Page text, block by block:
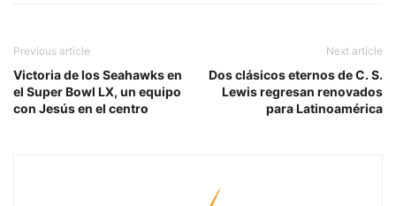
Previous article
Victoria de los Seahawks en
el Super Bowl LX, un equipo
con Jesús en el centro
Next article
Dos clásicos eternos de C. S.
Lewis regresan renovados
para Latinoamérica